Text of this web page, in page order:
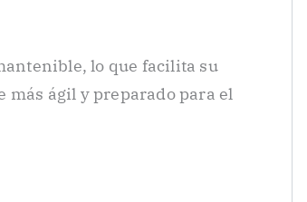
lo que facilita su
más ágil y preparado para el